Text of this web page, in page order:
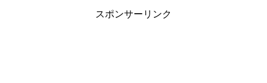
スポンサーリンク